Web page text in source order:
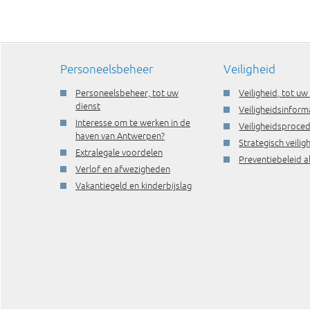
Personeelsbeheer
Personeelsbeheer, tot uw
dienst
Interesse om te werken in de
haven van Antwerpen?
Extralegale voordelen
Verlof en afwezigheden
Vakantiegeld en kinderbijslag
Veiligheid
Veiligheid, tot
Strategisch
Preventiebeleid